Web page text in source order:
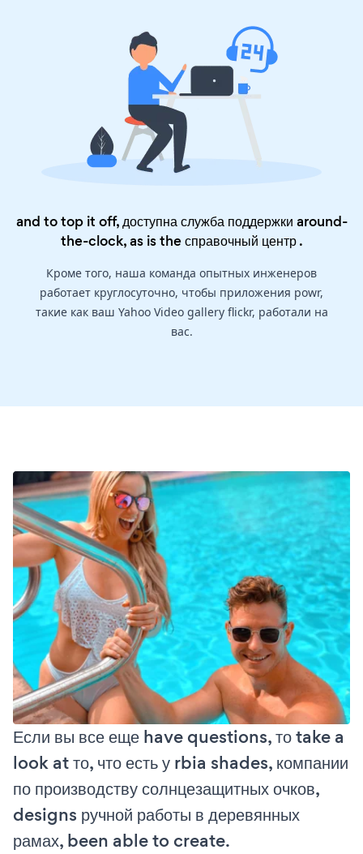
and to top it off, доступна служба поддержки around-
the-clock, as is theсправочный центр.
Кроме того, наша команда опытных инженеров
работает круглосуточно, чтобы приложения powr,
такие как ваш Yahoo Video gallery flickr, работали на
вас.
Если вы все еще have questions, то take a
look at то, что есть у rbia shades, компании
по производству солнцезащитных очков,
designs ручной работы в деревянных
рамах, been able to create.